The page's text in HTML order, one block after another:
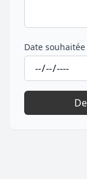
Date souhaitée